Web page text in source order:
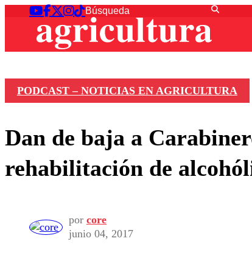
PODCAST – NOTICIAS EN AGRICULTURA
Dan de baja a
rehabilitación de
por core
junio 04, 2017